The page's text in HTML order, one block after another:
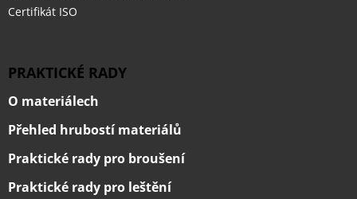
Certifikát ISO
PRAKTICKÉ RADY
O materiálech
Přehled hrubostí materiálů
Praktické rady pro broušení
Praktické rady pro leštění